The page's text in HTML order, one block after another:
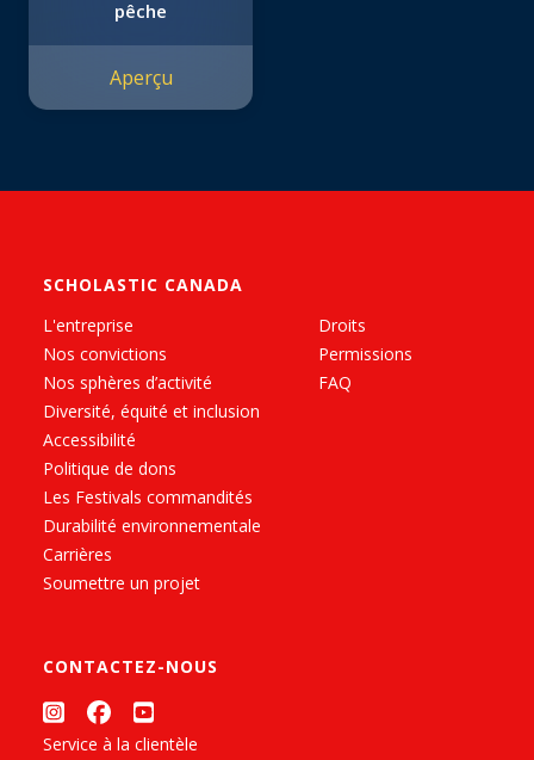
pêche
Aperçu
SCHOLASTIC CANADA
L'entreprise
Nos convictions
Nos sphères d’activité
Diversité, équité et inclusion
Accessibilité
Politique de dons
Les Festivals commandités
Durabilité environnementale
Carrières
Soumettre un projet
Droits
Permissions
FAQ
CONTACTEZ-NOUS
Service à la clientèle